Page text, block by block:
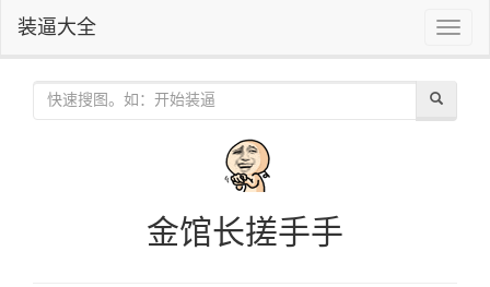
Toggle
装逼大全
金馆长搓手手